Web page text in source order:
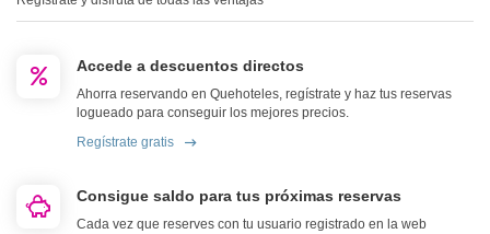
Accede a descuentos directos
Ahorra reservando en Quehoteles, regístrate y haz tus reservas
logueado para conseguir los mejores precios.
Regístrate gratis
Consigue saldo para tus próximas reservas
Cada vez que reserves con tu usuario registrado en la web